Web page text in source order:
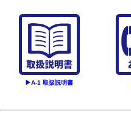
▶A-1 取扱説明書